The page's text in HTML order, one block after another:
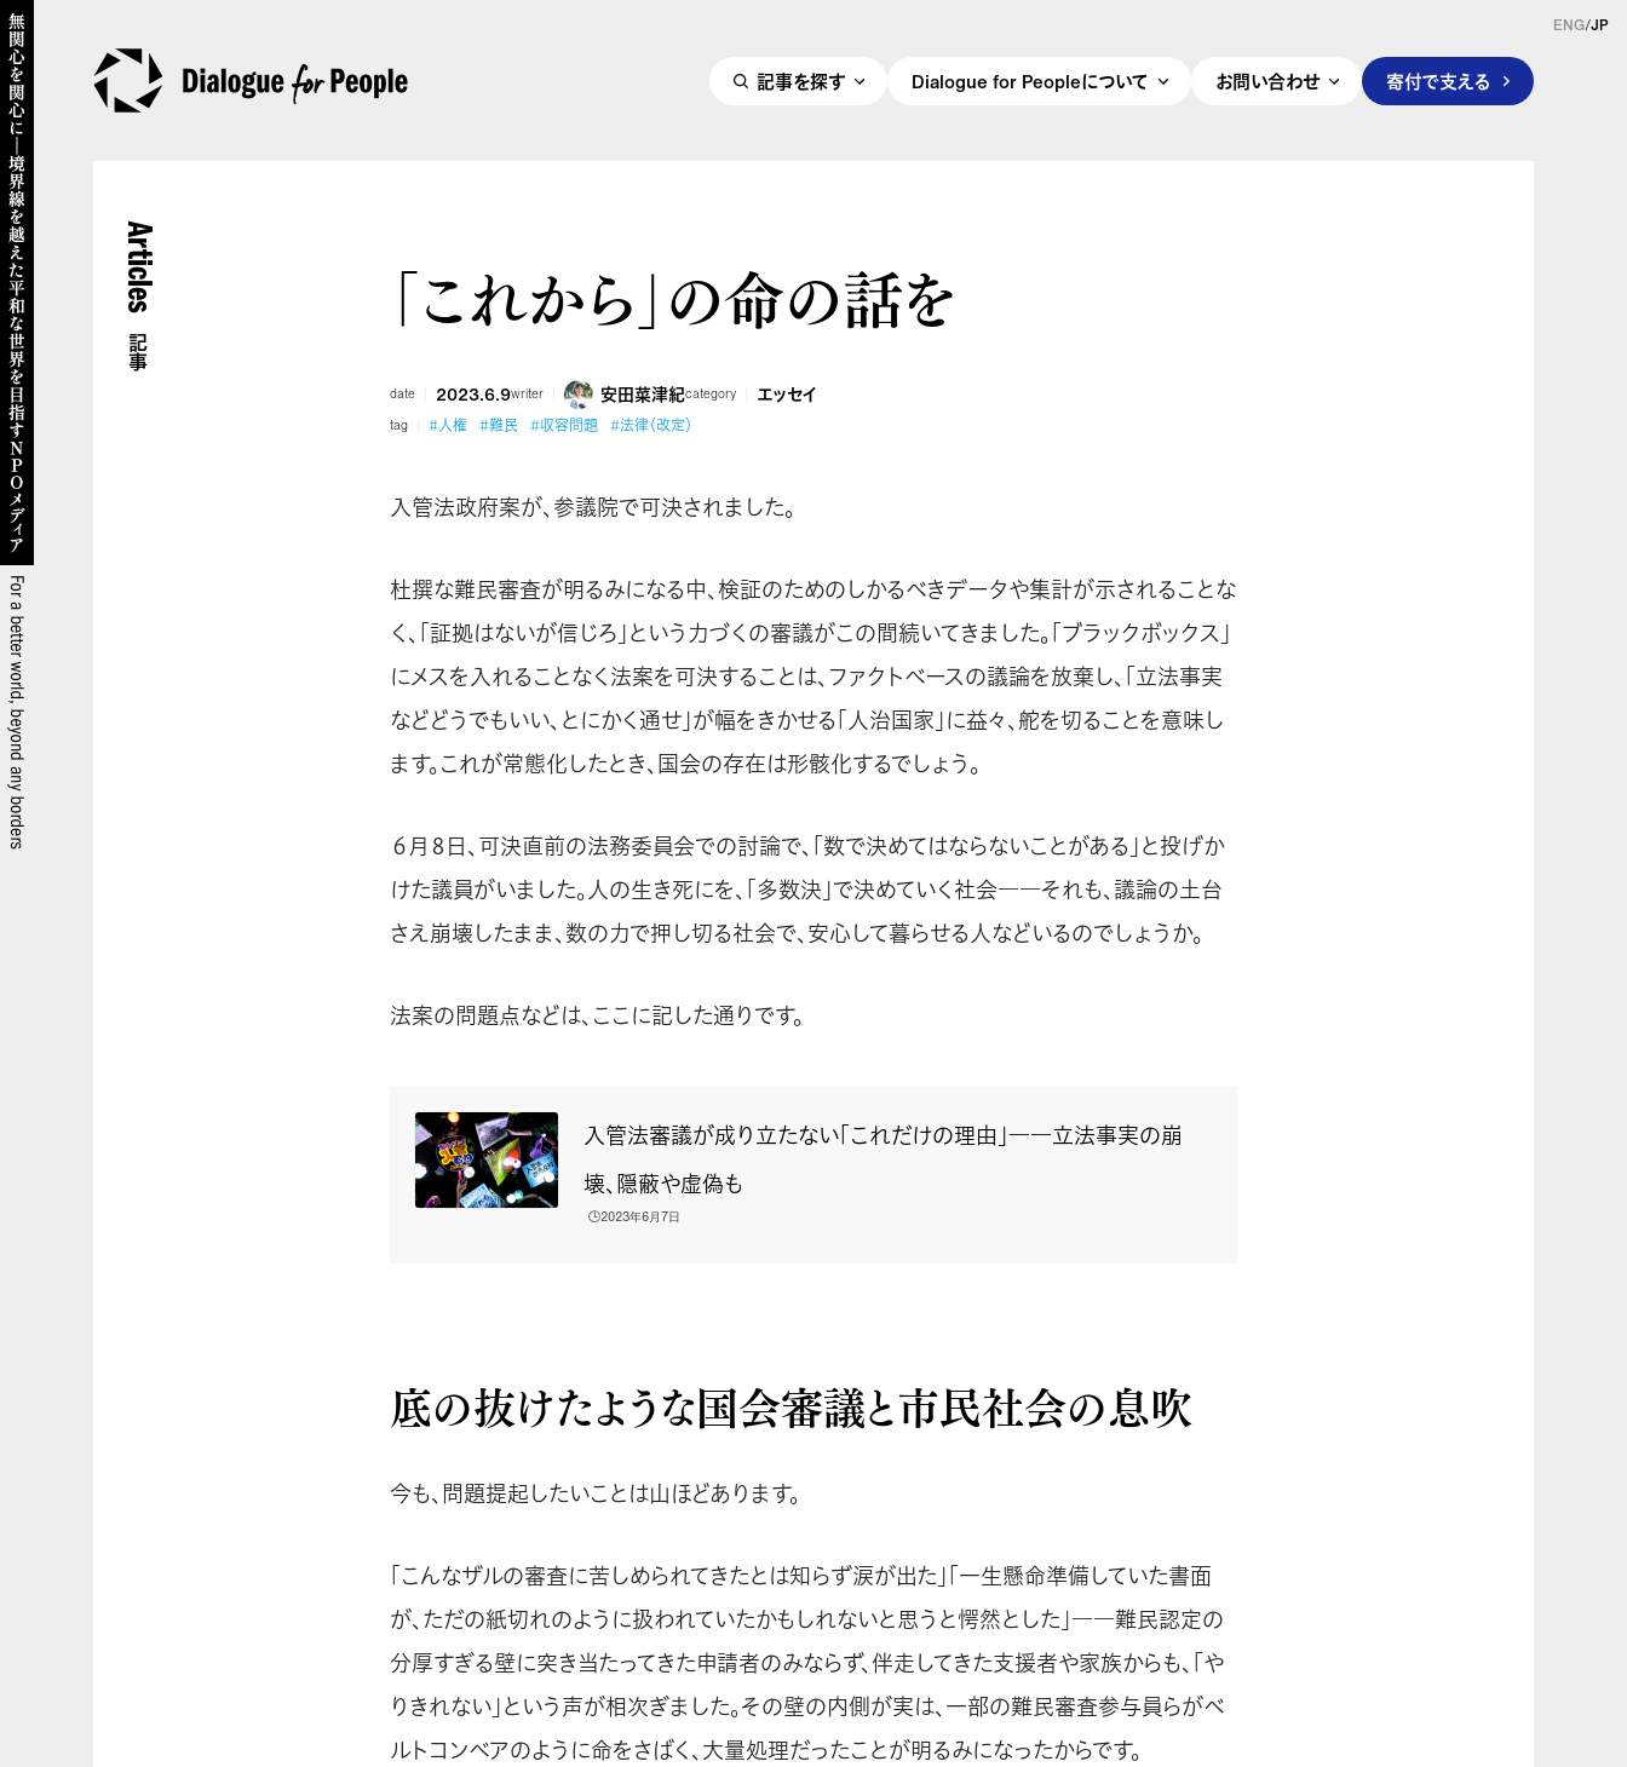
記事を探す Dialogue for Peopleについて お問い合わせ 寄付で支える
ENG/JP
Articles
記事
「これから」の命の話を
date 2023.6.9writer 安田菜津紀category エッセイ
tag #人権 #難民 #収容問題 #法律（改定）
入管法政府案が、参議院で可決されました。
杜撰な難民審査が明るみになる中、検証のためのしかるべきデータや集計が示されることな
く、「証拠はないが信じろ」という力づくの審議がこの間続いてきました。「ブラックボックス」
にメスを入れることなく法案を可決することは、ファクトベースの議論を放棄し、「立法事実
などどうでもいい、とにかく通せ」が幅をきかせる「人治国家」に益々、舵を切ることを意味し
ます。これが常態化したとき、国会の存在は形骸化するでしょう。
６月８日、可決直前の法務委員会での討論で、「数で決めてはならないことがある」と投げか
けた議員がいました。人の生き死にを、「多数決」で決めていく社会――それも、議論の土台
さえ崩壊したまま、数の力で押し切る社会で、安心して暮らせる人などいるのでしょうか。
法案の問題点などは、ここに記した通りです。
入管法審議が成り立たない「これだけの理由」――立法事実の崩
壊、隠蔽や虚偽も
🕒️2023年6月7日
底の抜けたような国会審議と市民社会の息吹
今も、問題提起したいことは山ほどあります。
「こんなザルの審査に苦しめられてきたとは知らず涙が出た」「一生懸命準備していた書面
が、ただの紙切れのように扱われていたかもしれないと思うと愕然とした」――難民認定の
分厚すぎる壁に突き当たってきた申請者のみならず、伴走してきた支援者や家族からも、「や
りきれない」という声が相次ぎました。その壁の内側が実は、一部の難民審査参与員らがベ
ルトコンベアのように命をさばく、大量処理だったことが明るみになったからです。